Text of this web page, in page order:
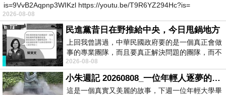
is=9VvB2Aqpnp3WIKzl https://youtu.be/T9R6YZ294Hc?is=
2026-08-08
民進黨昔日在野推給中央，今日甩鍋地方
上回我曾講過，中華民國政府要的是一個真正會做
事的專業團隊，而且要真正解決問題的團隊，而不
是只會到處甩鍋的雙標團隊，最近民進黨
2026-08-08
小朱週記 20260808_一位年輕人逐夢的真實故事
這是一個真實又美麗的故事，下週一位年輕大學畢